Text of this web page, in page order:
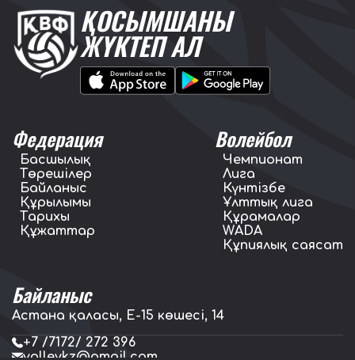
ҚОСЫМШАНЫ
ЖҮКТЕП АЛ
Федерация
Басшылық
Төрешілер
Байланыс
Құрылымы
Тарихы
Құжаттар
Волейбол
Чемпионат
Лига
Күнтізбе
Ұлттық лига
Құрамалар
WADA
Құпиялық саясат
Байланыс
Астана қаласы, E-15 көшесі, 14
+7 /7172/ 272 396
volleykz@gmail.com